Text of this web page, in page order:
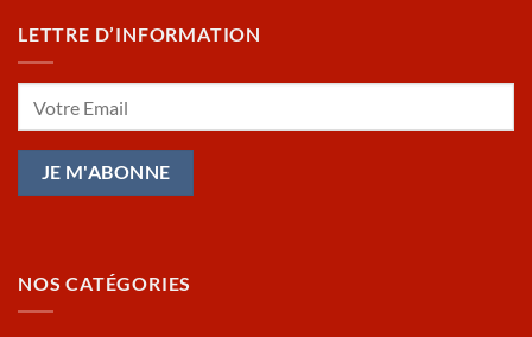
LETTRE D’INFORMATION
NOS CATÉGORIES